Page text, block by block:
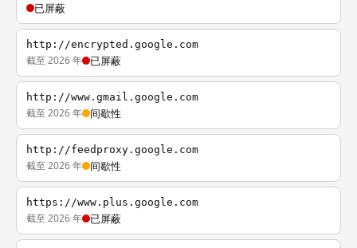
已屏蔽
http://encrypted.google.com
截至 2026 年 已屏蔽
http://www.gmail.google.com
截至 2026 年 间歇性
http://feedproxy.google.com
截至 2026 年 间歇性
https://www.plus.google.com
截至 2026 年 已屏蔽